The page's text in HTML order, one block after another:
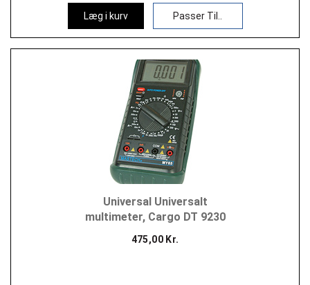
Læg i kurv Passer Til..
Universal Universalt
multimeter, Cargo DT 9230
475,00 Kr.